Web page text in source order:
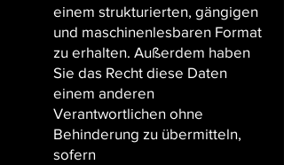
einem strukturierten, gängigen
und maschinenlesbaren Format
zu erhalten. Außerdem haben
Sie das Recht diese Daten
einem anderen
Verantwortlichen ohne
Behinderung zu übermitteln,
sofern